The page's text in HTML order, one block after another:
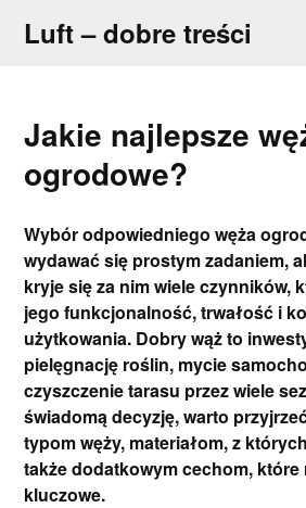
Luft – dobre treści
Jakie najlepsze
ogrodowe?
Wybór odpowiedniego węża
wydawać się prostym zadaniem,
kryje się za nim wiele czynników,
jego funkcjonalność, trwałość i
użytkowania. Dobry wąż to
pielęgnację roślin, mycie
czyszczenie tarasu przez wiele
świadomą decyzję, warto
typom węży, materiałom, z
także dodatkowym cechom, które
kluczowe.